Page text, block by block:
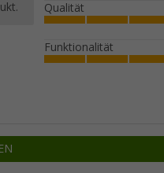
Qualität
Funktionalität